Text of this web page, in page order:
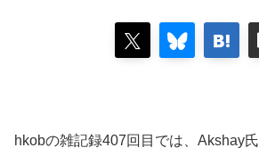
hkobの雑記録407回目では、Akshay